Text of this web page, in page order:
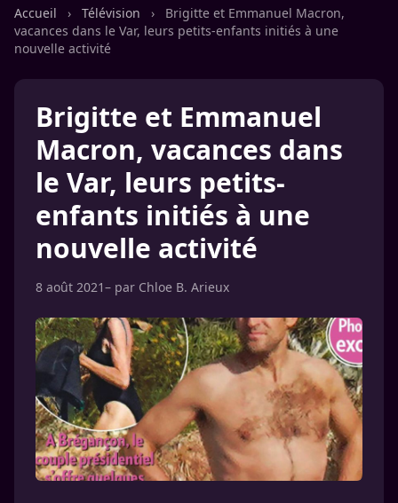
Accueil › Télévision ›
Brigitte et Emmanuel Macron,
vacances dans le Var, leurs petits-enfants initiés à une
nouvelle activité
Brigitte et Emmanuel
Macron, vacances dans
le Var, leurs petits-
enfants initiés à une
nouvelle activité
8 août 2021– par Chloe B. Arieux